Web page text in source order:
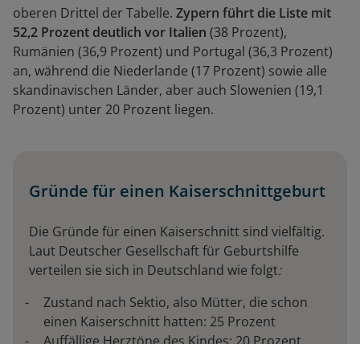
oberen Drittel der Tabelle. Zypern führt die Liste mit
52,2 Prozent deutlich vor Italien (38 Prozent),
Rumänien (36,9 Prozent) und Portugal (36,3 Prozent)
an, während die Niederlande (17 Prozent) sowie alle
skandinavischen Länder, aber auch Slowenien (19,1
Prozent) unter 20 Prozent liegen.
Gründe für einen Kaiserschnittgeburt
Die Gründe für einen Kaiserschnitt sind vielfältig.
Laut Deutscher Gesellschaft für Geburtshilfe
verteilen sie sich in Deutschland wie folgt:
Zustand nach Sektio, also Mütter, die schon
einen Kaiserschnitt hatten: 25 Prozent